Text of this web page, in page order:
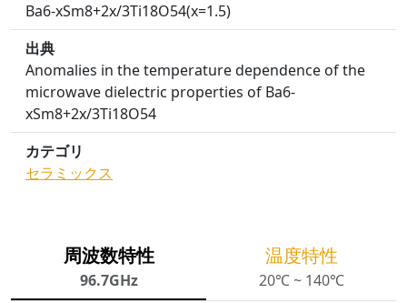
Ba6-xSm8+2x/3Ti18O54(x=1.5)
出典
Anomalies in the temperature dependence of the
microwave dielectric properties of Ba6-
xSm8+2x/3Ti18O54
カテゴリ
セラミックス
周波数特性
96.7GHz
温度特性
20℃ ~ 140℃